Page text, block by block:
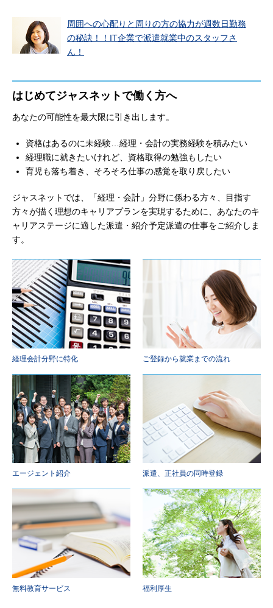
周囲への心配りと周りの方の協力が週数日勤務
の秘訣！！IT企業で派遣就業中のスタッフさ
ん！
はじめてジャスネットで働く方へ
あなたの可能性を最大限に引き出します。
資格はあるのに未経験…経理・会計の実務経験を積みたい
経理職に就きたいけれど、資格取得の勉強もしたい
育児も落ち着き、そろそろ仕事の感覚を取り戻したい
ジャスネットでは、「経理・会計」分野に係わる方々、目指す
方々が描く理想のキャリアプランを実現するために、あなたのキ
ャリアステージに適した派遣・紹介予定派遣の仕事をご紹介しま
す。
経理会計分野に特化 ご登録から就業までの流れ
エージェント紹介 派遣、正社員の同時登録
無料教育サービス 福利厚生